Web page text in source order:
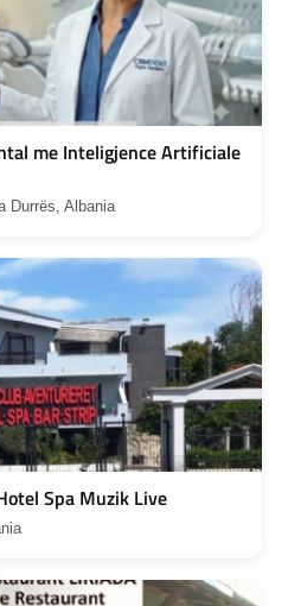
me Inteligjence Artificiale
Durrës, Albania
Spa Muzik Live